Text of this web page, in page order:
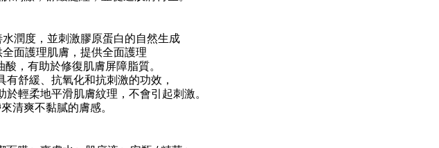
潤度，並刺激膠原蛋白的自然生成
面護理肌膚，提供全面護理
，有助於修復肌膚屏障脂質。
舒緩、抗氧化和抗刺激的功效，
輕柔地平滑肌膚紋理，不會引起刺激。
清爽不黏膩的膚感。